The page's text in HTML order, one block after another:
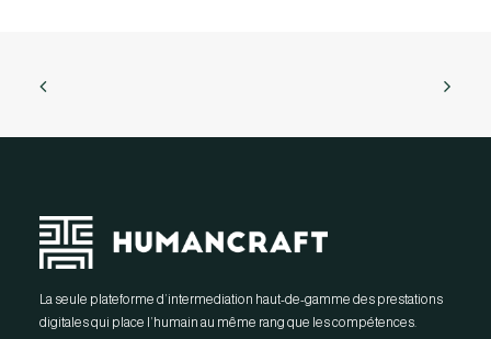
La seule plateforme d’intermediation haut-de-gamme des prestations
digitales qui place l’humain au même rang que les compétences.